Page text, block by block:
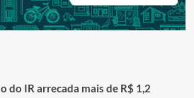
do IR arrecada mais de R$ 1,2